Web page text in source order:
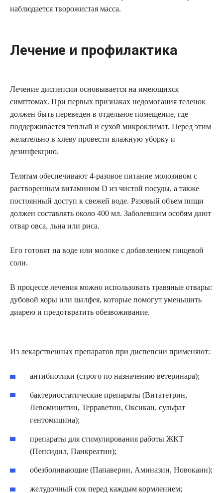
наблюдается творожистая масса.
Лечение и профилактика
Лечение диспепсии основывается на имеющихся
симптомах. При первых признаках недомогания теленок
должен быть переведен в отдельное помещение, где
поддерживается теплый и сухой микроклимат. Перед этим
желательно в хлеву провести влажную уборку и
дезинфекцию.
Телятам обеспечивают 4-разовое питание молозивом с
растворенным витамином D из чистой посуды, а также
постоянный доступ к свежей воде. Разовый объем пищи
должен составлять около 400 мл. Заболевшим особям дают
отвар овса, льна или риса.
Его готовят на воде или молоке с добавлением пищевой
соли.
В процессе лечения можно использовать травяные отвары:
дубовой коры или шалфея, которые помогут уменьшить
диарею и предотвратить обезвоживание.
Из лекарственных препаратов при диспепсии применяют:
антибиотики (строго по назначению ветеринара);
бактериостатические препараты (Витатетрин,
Левомицитин, Терраветин, Оксикан, сульфат
гентомицина);
препараты для стимулирования работы ЖКТ
(Пепсидил, Панкреатин);
обезболивающие (Папаверин, Аминазин, Новокаин);
желудочный сок перед каждым кормлением;